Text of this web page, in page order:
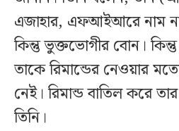
এজাহার, এফআইআরে নাম
কিন্তু ভুক্তভোগীর বোন।
তাকে রিমান্ডের নেওয়ার মতো
নেই। রিমান্ড বাতিল করে
তিনি।